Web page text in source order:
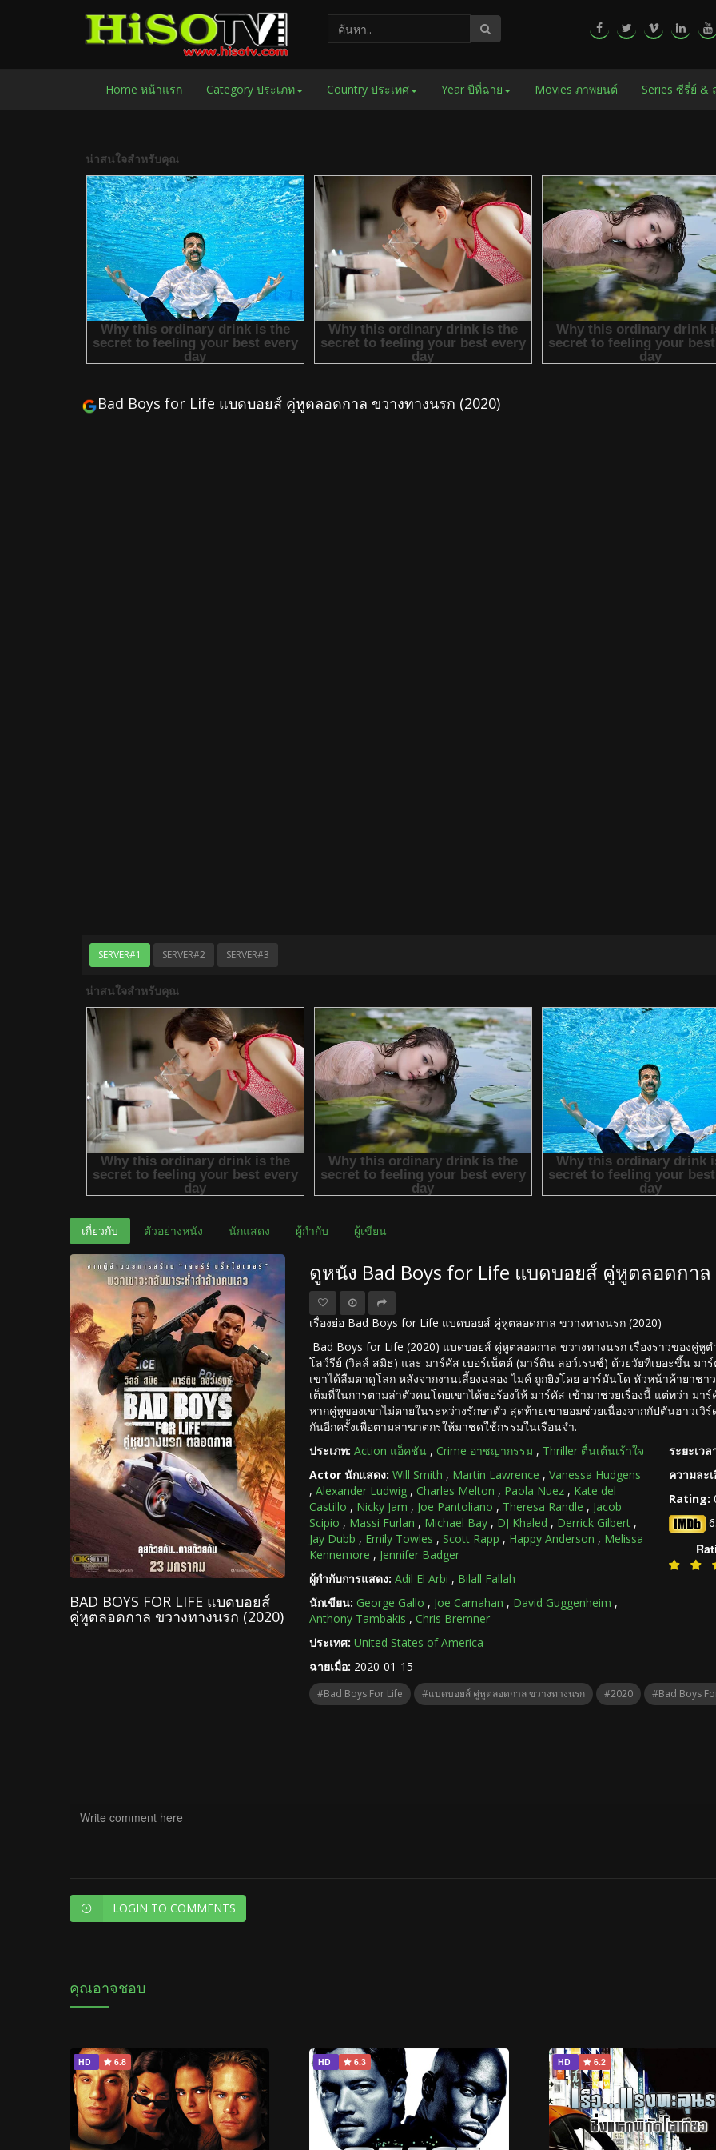
Home หน้าแรก Category ประเภท Country ประเทศ Year ปีที่ฉาย Movies ภาพยนต์ Series ซีรี่ย์ &
Bad Boys for Life แบดบอยส์ คู่หูตลอดกาล ขวางทางนรก (2020)
SERVER#1 SERVER#2 SERVER#3
เกี่ยวกับ ตัวอย่างหนัง นักแสดง ผู้กำกับ ผู้เขียน
BAD BOYS FOR LIFE แบดบอยส์
คู่หูตลอดกาล ขวางทางนรก (2020)
ดูหนัง Bad Boys for Life แบดบอยส์ คู่หูตลอดกาล
เรื่องย่อ Bad Boys for Life แบดบอยส์ คู่หูตลอดกาล ขวางทางนรก (2020)
Bad Boys for Life (2020) แบดบอยส์ คู่หูตลอดกาล ขวางทางนรก เรื่องราวของคู่
โลว์รีย์ (วิลล์ สมิธ) และ มาร์คัส เบอร์เน็ตต์ (มาร์ติน ลอว์เรนซ์) ด้วยวัยที่เยอะขึ้น ม
เขาได้ลืมตาดูโลก หลังจากงานเลี้ยงฉลอง ไมค์ ถูกยิงโดย อาร์มันโด หัวหน้าค้ายาช
เต็มที่ในการตามล่าตัวคนโดยเขาได้ขอร้องให้ มาร์คัส เข้ามาช่วยเรื่องนี้ แต่ทว่า ม
หากคู่หูของเขาไม่ตายในระหว่างรักษาตัว สุดท้ายเขายอมช่วยเนื่องจากกัปตันฮาวเ
กันอีกครั้งเพื่อตามล่าฆาตกรให้มาชดใช้กรรมในเรือนจำ.
ประเภท: Action แอ็คชัน , Crime อาชญากรรม , Thriller ตื่นเต้นเร้าใจ
Actor นักแสดง: Will Smith , Martin Lawrence , Vanessa Hudgens
, Alexander Ludwig , Charles Melton , Paola Nuez , Kate del
Castillo , Nicky Jam , Joe Pantoliano , Theresa Randle , Jacob
Scipio , Massi Furlan , Michael Bay , DJ Khaled , Derrick Gilbert ,
Jay Dubb , Emily Towles , Scott Rapp , Happy Anderson , Melissa
Kennemore , Jennifer Badger
ผู้กำกับการแสดง: Adil El Arbi , Bilall Fallah
นักเขียน: George Gallo , Joe Carnahan , David Guggenheim ,
Anthony Tambakis , Chris Bremner
ประเทศ: United States of America
ฉายเมื่อ: 2020-01-15
ระยะเวล
ความละ
Rating:
#Bad Boys For Life #แบดบอยส์ คู่หูตลอดกาล ขวางทางนรก #2020 #Bad Boys
LOGIN TO COMMENTS
คุณอาจชอบ
HD 6.8 HD 6.3 HD 6.2